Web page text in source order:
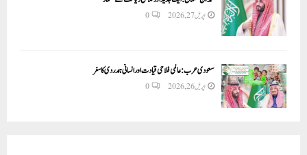
اپریل 27, 2026 0
سعودی عرب: عالمی فلاحی قیادت اور انسانی ہمدردی کا سفر
اپریل 26, 2026 0